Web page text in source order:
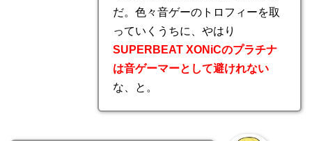
だ。色々音ゲーのトロフィーを取
っていくうちに、やはり
SUPERBEAT XONiCのプラチナ
は音ゲーマーとして避けれない
な、と。